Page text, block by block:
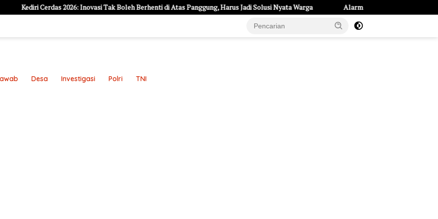
2026: Inovasi Tak Boleh Berhenti di Atas Panggung, Harus Jadi Solusi Nyata Warga Alarm Hipertensi Remaja di Kota Kediri: 234
Desa Investigasi Polri TNI